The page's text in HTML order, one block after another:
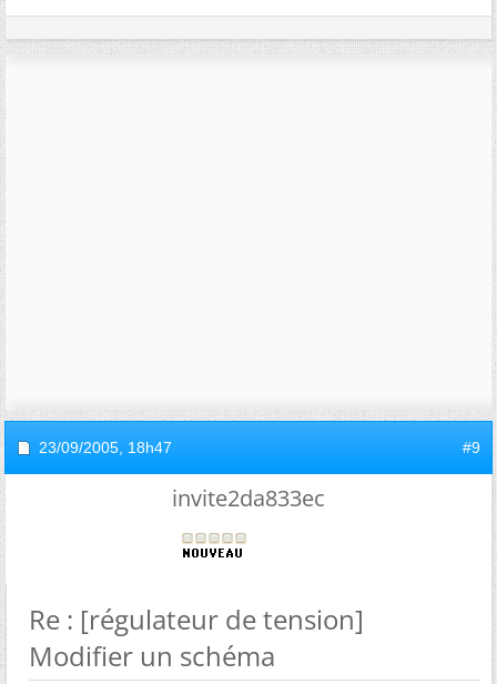
23/09/2005, 18h47 #9
invite2da833ec
Re : [régulateur de tension]
Modifier un schéma